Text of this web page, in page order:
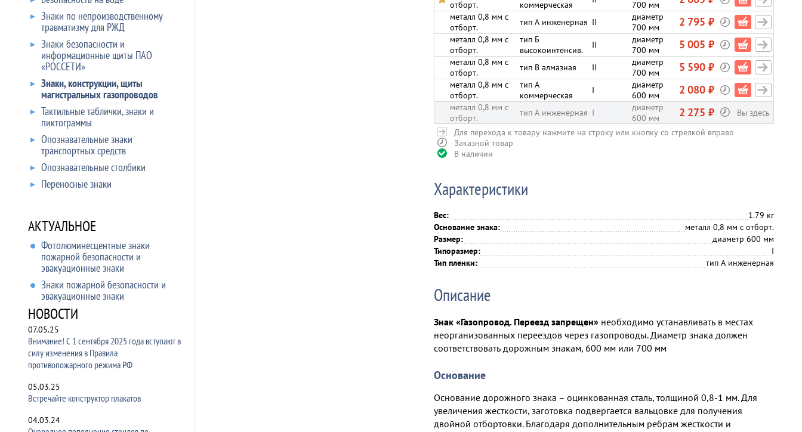
Знаки по непроизводственному
травматизму для РЖД
Знаки безопасности и
информационные щиты ПАО
«РОССЕТИ»
Знаки, конструкции, щиты
магистральных газопроводов
Тактильные таблички, знаки и
пиктограммы
Опознавательные знаки
транспортных средств
Опознавательные столбики
Переносные знаки
АКТУАЛЬНОЕ
Фотолюминесцентные знаки
пожарной безопасности и
эвакуационные знаки
Знаки пожарной безопасности и
эвакуационные знаки
НОВОСТИ
07.05.25
Внимание! С 1 сентября 2025 года вступают в
силу изменения в Правила
противопожарного режима РФ
05.03.25
Встречайте конструктор плакатов
04.03.24
отборт.
коммерческая
700 мм
металл 0,8 мм с
отборт.
тип А инженерная II
диаметр
700 мм
2 795 ₽
металл 0,8 мм с
отборт.
тип Б
высокоинтенсив.
II
диаметр
700 мм
5 005 ₽
металл 0,8 мм с
отборт.
тип В алмазная II
диаметр
700 мм
5 590 ₽
металл 0,8 мм с
отборт.
тип А
коммерческая
I
диаметр
600 мм
2 080 ₽
металл 0,8 мм с
отборт.
тип А инженерная I
диаметр
600 мм
2 275 ₽
Вы здесь
Для перехода к товару нажмите на строку или кнопку со стрелкой вправо
Заказной товар
В наличии
Характеристики
Вес:
1.79 кг
Основание знака:
металл 0,8 мм с отборт.
Размер:
диаметр 600 мм
Типоразмер:
I
Тип пленки:
тип А инженерная
Описание
Знак «Газопровод. Переезд запрещен» необходимо устанавливать в местах
неорганизованных переездов через газопроводы. Диаметр знака должен
соответствовать дорожным знакам, 600 мм или 700 мм
Основание
Основание дорожного знака – оцинкованная сталь, толщиной 0,8-1 мм. Для
увеличения жесткости, заготовка подвергается вальцовке для получения
двойной отбортовки. Благодаря дополнительным ребрам жесткости и